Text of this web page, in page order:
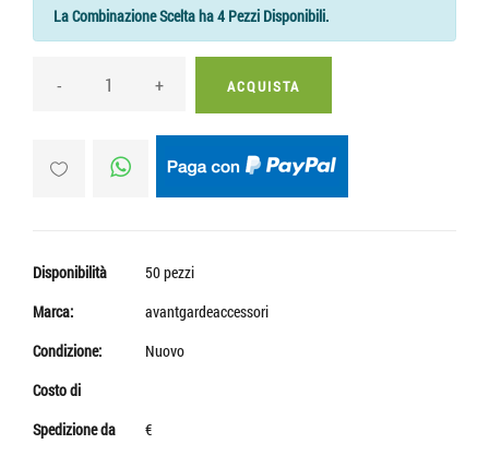
La Combinazione Scelta ha 4 Pezzi Disponibili.
- + ACQUISTA
Disponibilità
50 pezzi
Marca:
avantgardeaccessori
Condizione:
Nuovo
Costo di
Spedizione da
€